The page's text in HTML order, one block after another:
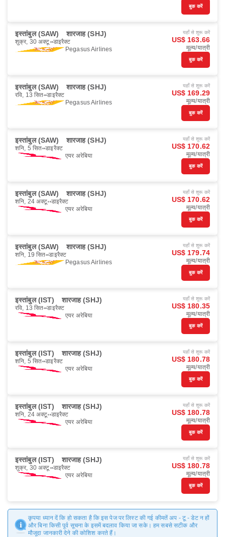
बुक करें
इस्तांबुल (SAW) शारजाह (SHJ)
शुक्र, 30 अक्टू॰ डाइरैक्ट
Pegasus Airlines
यहाँ से शुरू करें
US$ 163.66
मूल्य/यात्री
बुक करें
इस्तांबुल (SAW) शारजाह (SHJ)
रवि, 13 सित॰ डाइरैक्ट
Pegasus Airlines
यहाँ से शुरू करें
US$ 169.29
मूल्य/यात्री
बुक करें
इस्तांबुल (SAW) शारजाह (SHJ)
शनि, 5 सित॰ डाइरैक्ट
एयर अरेबिया
यहाँ से शुरू करें
US$ 170.62
मूल्य/यात्री
बुक करें
इस्तांबुल (SAW) शारजाह (SHJ)
शनि, 24 अक्टू॰ डाइरैक्ट
एयर अरेबिया
यहाँ से शुरू करें
US$ 170.62
मूल्य/यात्री
बुक करें
इस्तांबुल (SAW) शारजाह (SHJ)
शनि, 19 सित॰ डाइरैक्ट
Pegasus Airlines
यहाँ से शुरू करें
US$ 179.74
मूल्य/यात्री
बुक करें
इस्तांबुल (IST) शारजाह (SHJ)
रवि, 13 सित॰ डाइरैक्ट
एयर अरेबिया
यहाँ से शुरू करें
US$ 180.35
मूल्य/यात्री
बुक करें
इस्तांबुल (IST) शारजाह (SHJ)
शनि, 5 सित॰ डाइरैक्ट
एयर अरेबिया
यहाँ से शुरू करें
US$ 180.78
मूल्य/यात्री
बुक करें
इस्तांबुल (IST) शारजाह (SHJ)
शनि, 24 अक्टू॰ डाइरैक्ट
एयर अरेबिया
यहाँ से शुरू करें
US$ 180.78
मूल्य/यात्री
बुक करें
इस्तांबुल (IST) शारजाह (SHJ)
शुक्र, 30 अक्टू॰ डाइरैक्ट
एयर अरेबिया
यहाँ से शुरू करें
US$ 180.78
मूल्य/यात्री
बुक करें
कृपया ध्यान दें कि हो सकता है कि इस पेज पर लिस्ट की गई कीमतें अप - टू - डेट न हों
और बिना किसी पूर्व सूचना के इसमें बदलाव किया जा सके। हम सबसे सटीक और
मौजूदा जानकारी देने की कोशिश करते हैं।